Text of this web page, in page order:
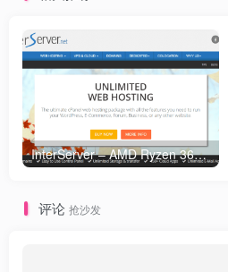
InterServer – AMD Ryzen 3600x 专用服务器
评论 抢沙发